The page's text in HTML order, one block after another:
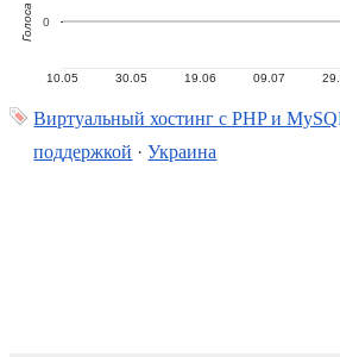
10.05 30.05 19.06 09.07
0
Голоса
Виртуальный хостинг c PHP и
поддержкой ·Украина